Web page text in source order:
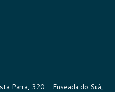
Parra, 320 - Enseada do Suá,